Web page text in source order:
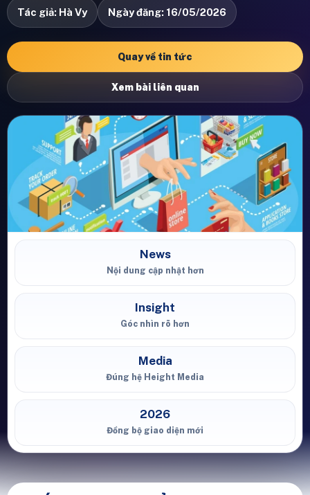
Tác giả: Hà Vy Ngày đăng: 16/05/2026
Quay về tin tức
Xem bài liên quan
News
Nội dung cập nhật hơn
Insight
Góc nhìn rõ hơn
Media
Đúng hệ Height Media
2026
Đồng bộ giao diện mới